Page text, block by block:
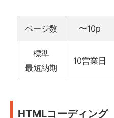
ページ数 〜10p
標準
最短納期
10営業日
HTMLコーディン